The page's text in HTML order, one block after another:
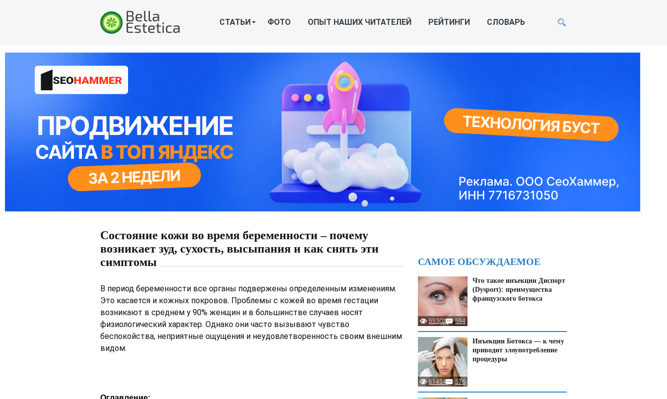
СТАТЬИ ФОТО ОПЫТ НАШИХ ЧИТАТЕЛЕЙ РЕЙТИНГИ СЛОВАРЬ
Состояние кожи во время беременности – почему
возникает зуд, сухость, высыпания и как снять эти
симптомы
В период беременности все органы подвержены определенным изменениям.
Это касается и кожных покровов. Проблемы с кожей во время гестации
возникают в среднем у 90% женщин и в большинстве случаев носят
физиологический характер. Однако они часто вызывают чувство
беспокойства, неприятные ощущения и неудовлетворенность своим внешним
видом.
САМОЕ ОБСУЖДАЕМОЕ
55302 594
Что такое инъекции Диспорт
(Dysport): преимущества
французского ботокса
81454 576
Инъекции Ботокса — к чему
приводит злоупотребление
процедуры